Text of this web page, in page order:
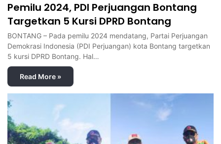
Pemilu 2024, PDI Perjuangan Bontang
Targetkan 5 Kursi DPRD Bontang
BONTANG – Pada pemilu 2024 mendatang, Partai Perjuangan
Demokrasi Indonesia (PDI Perjuangan) kota Bontang targetkan
5 kursi DPRD Bontang. Hal…
Read More »